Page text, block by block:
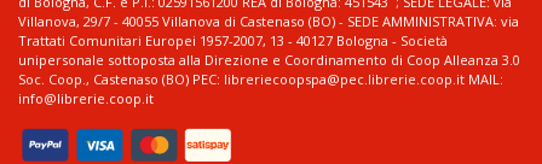
Villanova, 29/7 - 40055 Villanova di Castenaso (BO) - SEDE AMMINISTRATIVA: via
Trattati Comunitari Europei 1957-2007, 13 - 40127 Bologna - Società
unipersonale sottoposta alla Direzione e Coordinamento di Coop Alleanza 3.0
Soc. Coop., Castenaso (BO) PEC: libreriecoopspa@pec.librerie.coop.it MAIL:
info@librerie.coop.it